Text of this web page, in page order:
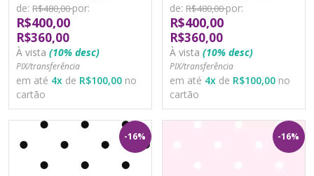
de: R$480,00por:
R$400,00
R$360,00
À vista (10% desc)
PIX/transferência
em até 4x de R$100,00 no
cartão
de: R$480,00por:
R$400,00
R$360,00
À vista (10% desc)
PIX/transferência
em até 4x de R$100,00 no
cartão
-16% -16%